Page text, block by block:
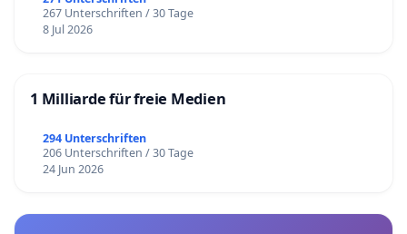
267 Unterschriften / 30 Tage
8 Jul 2026
1 Milliarde für freie Medien
294 Unterschriften
206 Unterschriften / 30 Tage
24 Jun 2026